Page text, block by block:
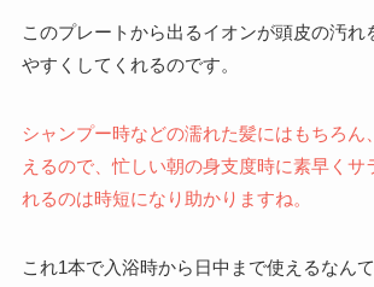
このプレートから出るイオンが頭皮の汚れ
やすくしてくれるのです。
シャンプー時などの濡れた髪にはもちろん
えるので、忙しい朝の身支度時に素早くサ
れるのは時短になり助かりますね。
これ1本で入浴時から日中まで使えるなん